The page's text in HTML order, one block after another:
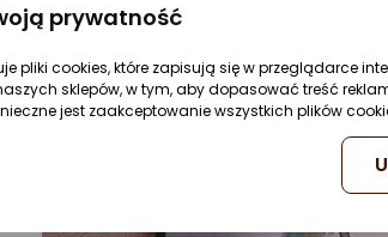
prywatność
pliki cookies, które zapisują się w przeglądarce
sklepów, w tym, aby dopasować treść
jest zaakceptowanie wszystkich plików